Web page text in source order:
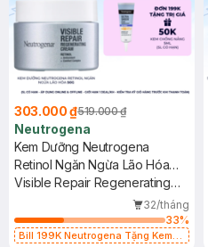
303.000 ₫519.000 ₫
Neutrogena
Kem Dưỡng Neutrogena
Retinol Ngăn Ngừa Lão Hóa
50g
Visible Repair Regenerating
32/tháng
33%
Bill 199K Neutrogena Tặng Kem